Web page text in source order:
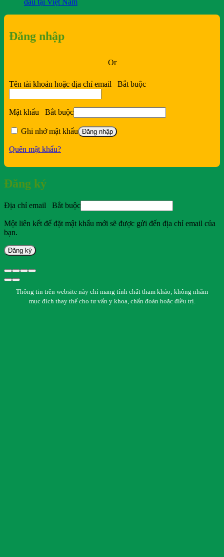
đầu tại Việt Nam
Đăng nhập
Or
Tên tài khoản hoặc địa chỉ email Bắt buộc
Mật khẩu Bắt buộc
Ghi nhớ mật khẩu Đăng nhập
Quên mật khẩu?
Đăng ký
Địa chỉ email Bắt buộc
Một liên kết để đặt mật khẩu mới sẽ được gửi đến địa chỉ email của
bạn.
Đăng ký
Thông tin trên website này chỉ mang tính chất tham khảo; không nhằm
mục đích thay thế cho tư vấn y khoa, chẩn đoán hoặc điều trị.